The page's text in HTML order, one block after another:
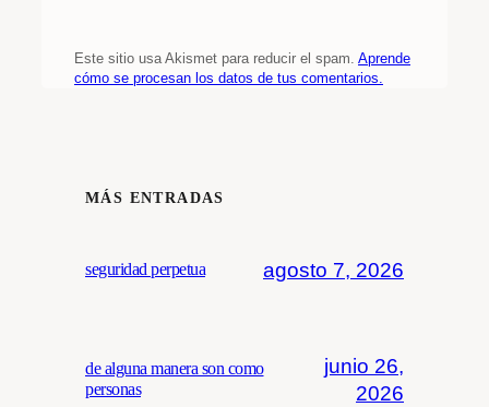
Este sitio usa Akismet para reducir el spam. Aprende
cómo se procesan los datos de tus comentarios.
MÁS ENTRADAS
seguridad perpetua agosto 7, 2026
de alguna manera son como
personas
junio 26,
2026